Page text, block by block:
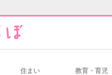
住まい 教育・育児